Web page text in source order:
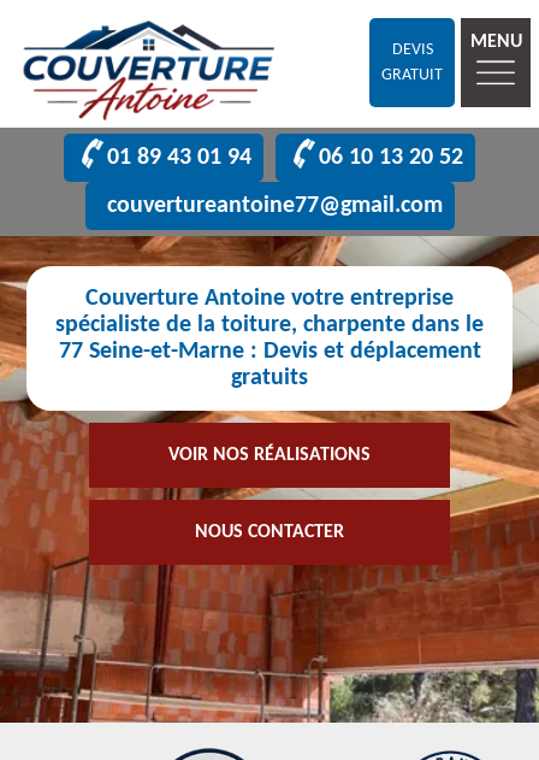
DEVIS
GRATUIT
MENU
01 89 43 01 94
06 10 13 20 52
couvertureantoine77@gmail.com
Couverture Antoine votre entreprise
spécialiste de la toiture, charpente dans le
77 Seine-et-Marne : Devis et déplacement
gratuits
VOIR NOS RÉALISATIONS
NOUS CONTACTER